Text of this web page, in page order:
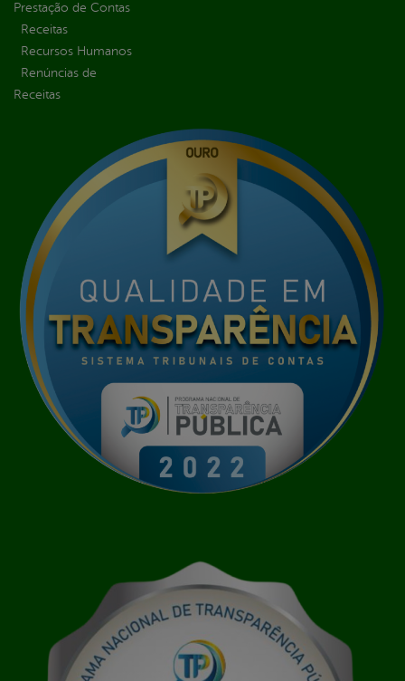
Prestação de Contas
Receitas
Recursos Humanos
Renúncias de
Receitas